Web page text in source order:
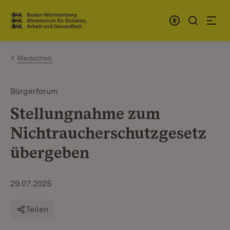
Zum Inhalt springen
Link zur Startseite
Mediathek
Bürgerforum
Stellungnahme zum
Nichtraucherschutz­gesetz
übergeben
29.07.2025
Teilen